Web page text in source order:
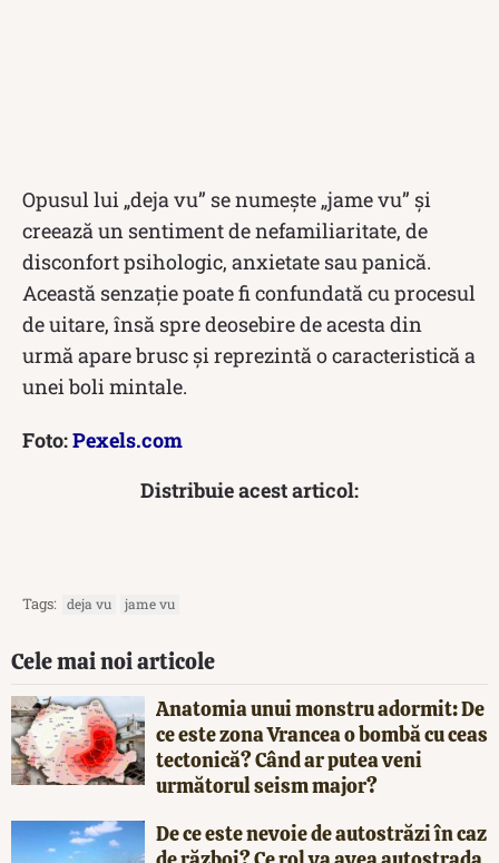
Opusul lui „deja vu” se numește „jame vu” și
creează un sentiment de nefamiliaritate, de
disconfort psihologic, anxietate sau panică.
Această senzație poate fi confundată cu procesul
de uitare, însă spre deosebire de acesta din
urmă apare brusc și reprezintă o caracteristică a
unei boli mintale.
Foto:Pexels.com
Distribuie acest articol:
Tags: deja vu jame vu
Cele mai noi articole
Anatomia unui monstru adormit: De
ce este zona Vrancea o bombă cu ceas
tectonică? Când ar putea veni
următorul seism major?
De ce este nevoie de autostrăzi în caz